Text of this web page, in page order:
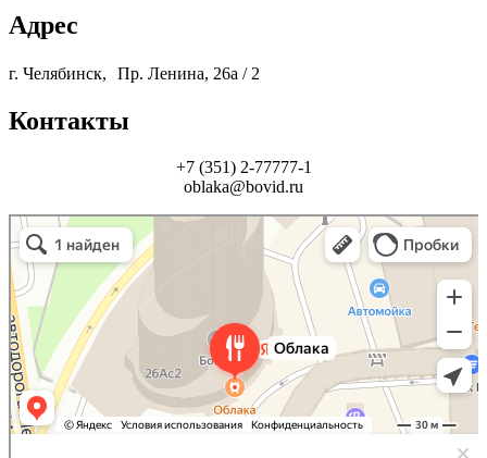
Адрес
г. Челябинск, Пр. Ленина, 26а / 2
Контакты
+7 (351) 2-77777-1
oblaka@bovid.ru